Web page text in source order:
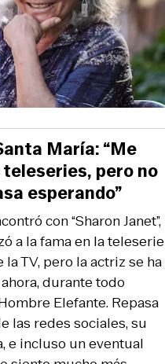
con “Sharon Janet”,
a la fama en la teleserie
TV, pero la actriz se ha
durante todo
Elefante. Repasa
las redes sociales, su
e incluso un eventual
María: “Me
pero no
esperando”